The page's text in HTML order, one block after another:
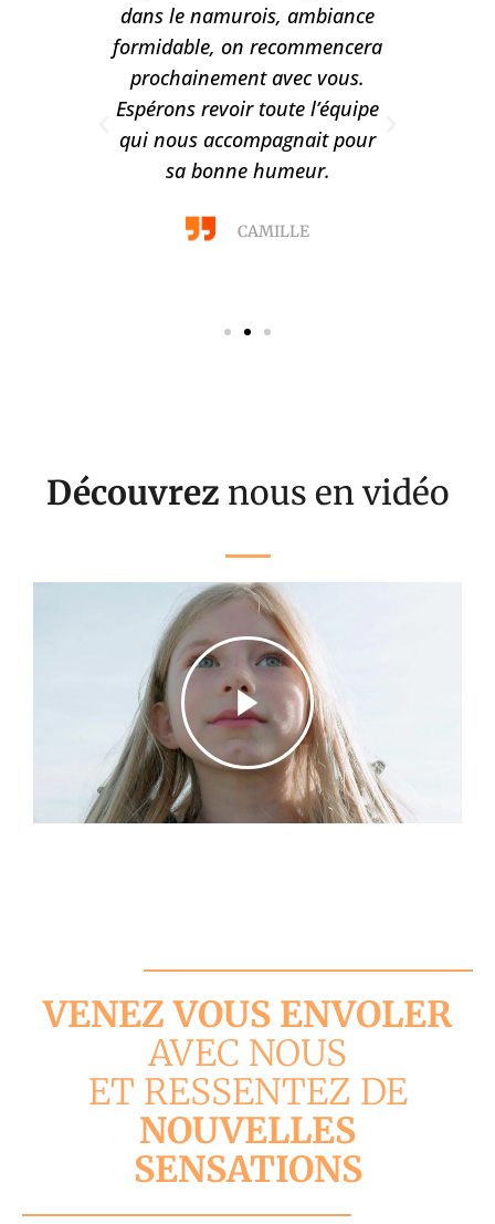
dans le namurois, ambiance
formidable, on recommencera
prochainement avec vous.
Espérons revoir toute l’équipe
qui nous accompagnait pour
sa bonne humeur.
CAMILLE
Découvrez nous en vidéo
VENEZ VOUS ENVOLER
AVEC NOUS
ET RESSENTEZ DE
NOUVELLES
SENSATIONS